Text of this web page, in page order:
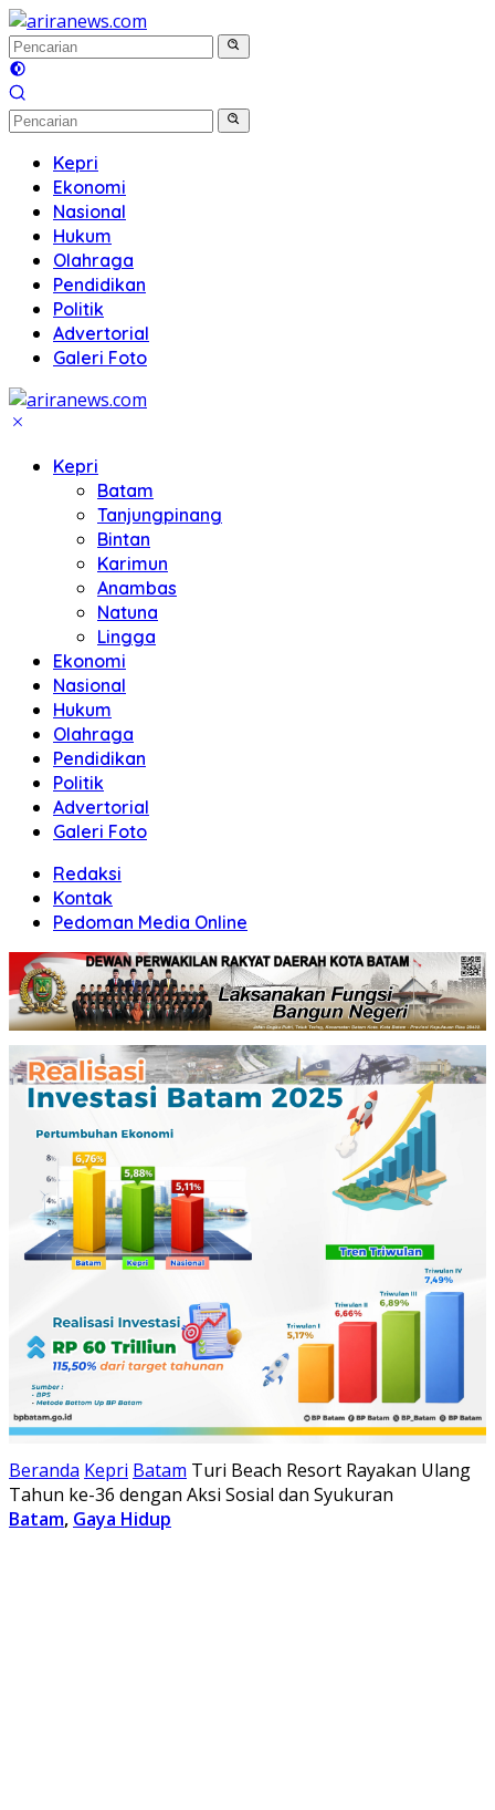
Langsung
ke
konten
Kepri
Ekonomi
Nasional
Hukum
Olahraga
Pendidikan
Politik
Advertorial
Galeri Foto
Kepri
Batam
Tanjungpinang
Bintan
Karimun
Anambas
Natuna
Lingga
Ekonomi
Nasional
Hukum
Olahraga
Pendidikan
Politik
Advertorial
Galeri Foto
Redaksi
Kontak
Pedoman Media Online
Beranda Kepri Batam Turi Beach Resort Rayakan Ulang
Tahun ke-36 dengan Aksi Sosial dan Syukuran
Batam, Gaya Hidup